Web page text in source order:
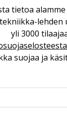
Cervin
hakevat
useita teknisiä
alle”
tietoa
lehden
yli 3000
suojaa ja